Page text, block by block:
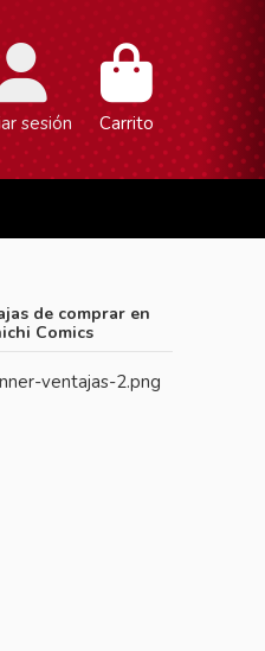
sesión Carrito
de comprar en
Comics